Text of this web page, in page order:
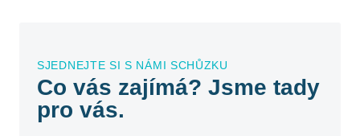
SJEDNEJTE SI S NÁMI SCHŮZKU
Co vás zajímá? Jsme tady
pro vás.